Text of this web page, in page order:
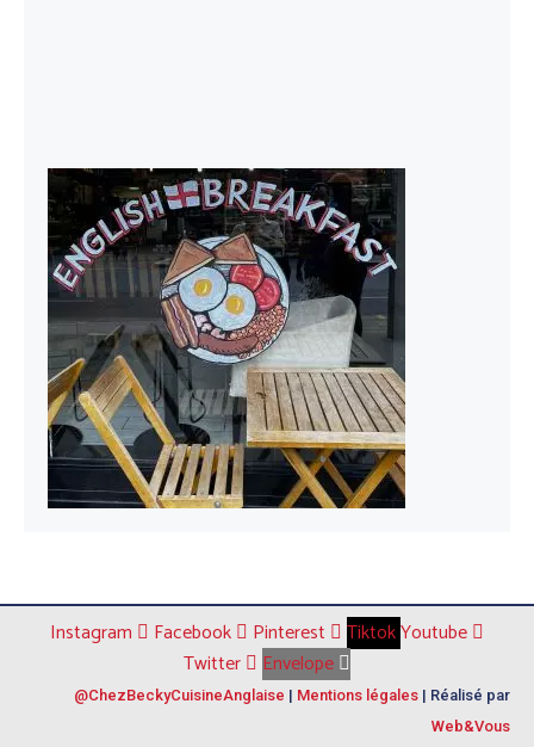
Instagram Facebook Pinterest TiktokYoutube
Twitter
Envelope
@ChezBeckyCuisineAnglaise | Mentions légales | Réalisé par
Web&Vous